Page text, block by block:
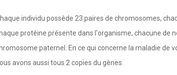
individu possède 23 paires de chromosomes,
protéine présente dans l'organisme, chacune de
paternel. En ce qui concerne la maladie de
avons aussi tous 2 copies du gènes.